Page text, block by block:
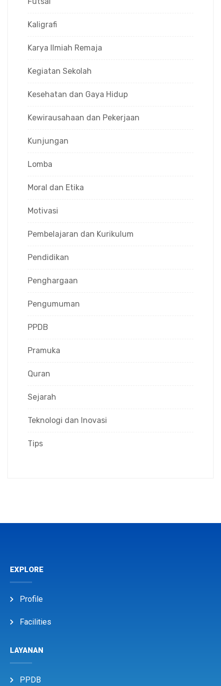
Kaligrafi
Karya Ilmiah Remaja
Kegiatan Sekolah
Kesehatan dan Gaya Hidup
Kewirausahaan dan Pekerjaan
Kunjungan
Lomba
Moral dan Etika
Motivasi
Pembelajaran dan Kurikulum
Pendidikan
Penghargaan
Pengumuman
PPDB
Pramuka
Quran
Sejarah
Teknologi dan Inovasi
Tips
EXPLORE
Profile
Facilities
LAYANAN
PPDB